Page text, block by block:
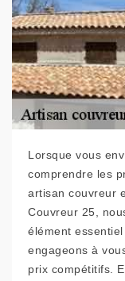
Lorsque vous
comprendre les
artisan couvreur
Couvreur 25,
élément
engageons à
prix compétitifs.